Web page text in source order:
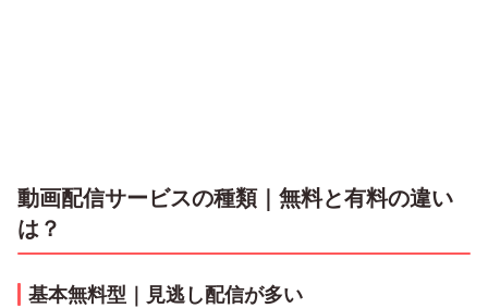
動画配信サービスの種類｜無料と有料の違い
は？
基本無料型｜見逃し配信が多い